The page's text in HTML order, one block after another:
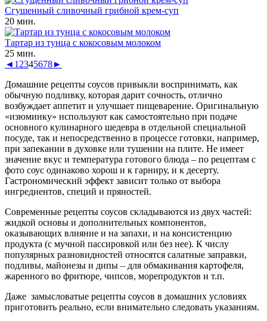
Сгущенный сливочный грибной крем-суп
20 мин.
Тартар из тунца с кокосовым молоком
25 мин.
◄ 1 2345678►
Домашние рецепты соусов привыкли воспринимать, как
обычную подливку, которая дарит сочность, отлично
возбуждает аппетит и улучшает пищеварение. Оригинальную
«изюминку» используют как самостоятельно при подаче
основного кулинарного шедевра в отдельной специальной
посуде, так и непосредственно в процессе готовки, например,
при запекании в духовке или тушении на плите. Не имеет
значение вкус и температура готового блюда – по рецептам с
фото соус одинаково хорош и к гарниру, и к десерту.
Гастрономический эффект зависит только от выбора
ингредиентов, специй и пряностей.
Современные рецепты соусов складываются из двух частей:
жидкой основы и дополнительных компонентов,
оказывающих влияние и на запахи, и на консистенцию
продукта (с мучной пассировкой или без нее). К числу
популярных разновидностей относятся салатные заправки,
подливы, майонезы и дипы – для обмакивания картофеля,
жаренного во фритюре, чипсов, морепродуктов и т.п.
Даже замысловатые рецепты соусов в домашних условиях
приготовить реально, если внимательно следовать указаниям.